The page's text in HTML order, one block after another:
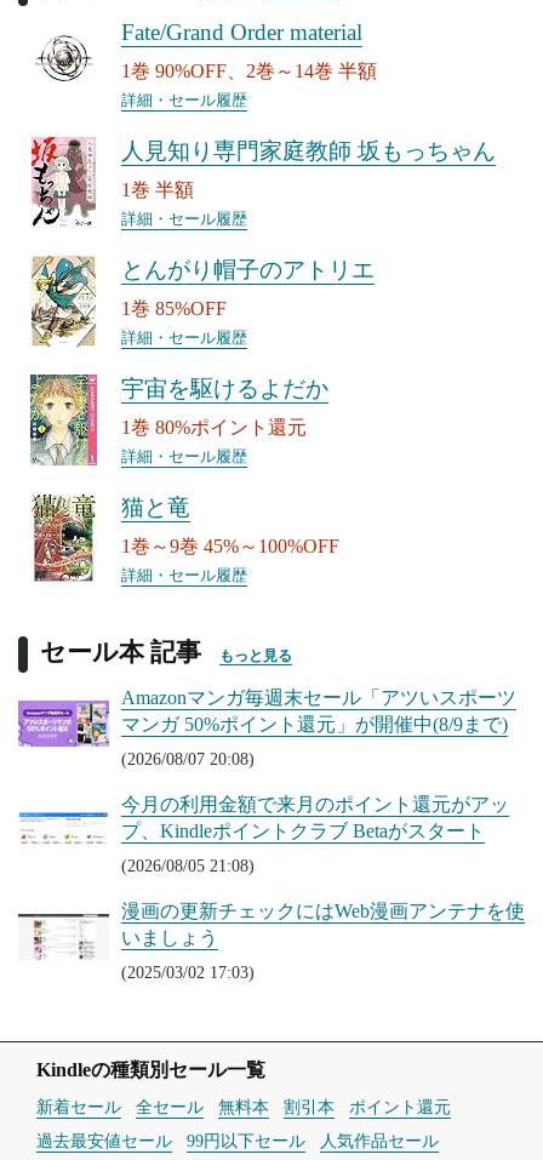
Fate/Grand Order material
1巻 90%OFF、2巻～14巻 半額
詳細・セール履歴
人見知り専門家庭教師 坂もっちゃん
1巻 半額
詳細・セール履歴
とんがり帽子のアトリエ
1巻 85%OFF
詳細・セール履歴
宇宙を駆けるよだか
1巻 80%ポイント還元
詳細・セール履歴
猫と竜
1巻～9巻 45%～100%OFF
詳細・セール履歴
セール本 記事 もっと見る
Amazonマンガ毎週末セール「アツいスポーツ
マンガ 50%ポイント還元」が開催中(8/9まで)
(2026/08/07 20:08)
今月の利用金額で来月のポイント還元がアッ
プ、Kindleポイントクラブ Betaがスタート
(2026/08/05 21:08)
漫画の更新チェックにはWeb漫画アンテナを使
いましょう
(2025/03/02 17:03)
Kindleの種類別セール一覧
新着セール 全セール 無料本 割引本
ポイント還元
過去最安値セール
99円以下セール 人気作品セール